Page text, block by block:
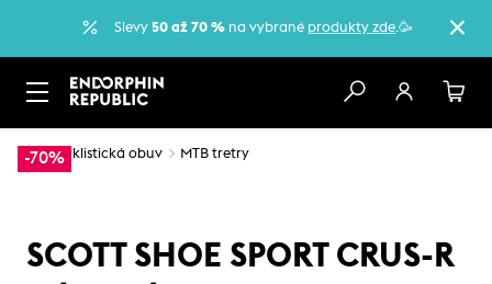
Slevy 50 až 70 % na vybrané produkty zde.🥳
-70%
… Cyklistická obuv MTB tretry
SCOTT SHOE SPORT CRUS-R